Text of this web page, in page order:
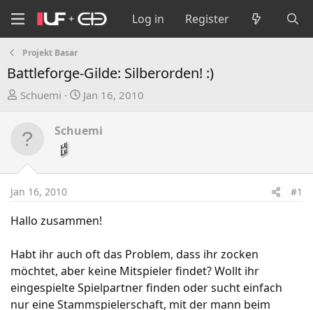
Log in Register
Projekt Basar
Battleforge-Gilde: Silberorden! :)
T
e
d
t
a
e
r
Schuemi
S
d
t
e
Jan 16, 2010
Schuemi
Jan 16, 2010 #1
Hallo zusammen!
Habt ihr auch oft das Problem, dass ihr zocken
möchtet, aber keine Mitspieler findet? Wollt ihr
eingespielte Spielpartner finden oder sucht einfach
nur eine Stammspielerschaft, mit der mann beim